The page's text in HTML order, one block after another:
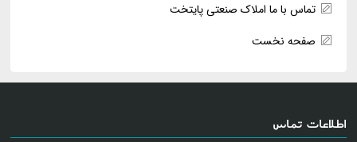
تماس با ما املاک صنعتی پایتخت
صفحه نخست
اطلاعات تماس